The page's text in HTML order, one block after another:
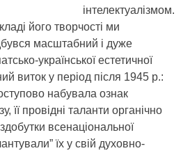
інтелектуалізмом.
його творчості ми
масштабний і дуже
української естетичної
виток у період після 1945 р.:
набувала ознак
її провідні таланти органічно
всенаціональної
їх у свій духовно-